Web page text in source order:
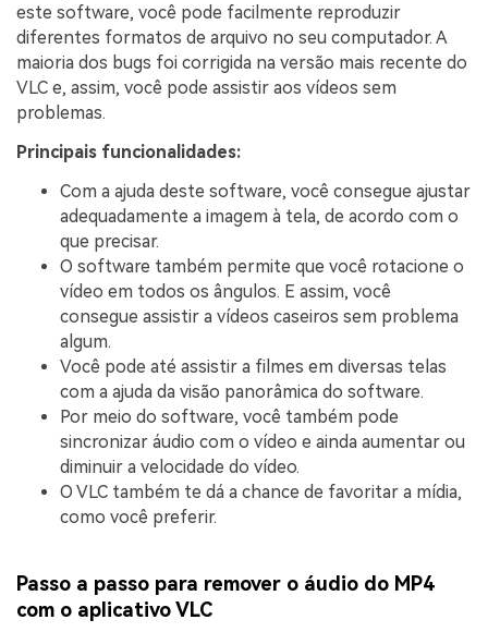
este software, você pode facilmente reproduzir
diferentes formatos de arquivo no seu computador. A
maioria dos bugs foi corrigida na versão mais recente do
VLC e, assim, você pode assistir aos vídeos sem
problemas.
Principais funcionalidades:
Com a ajuda deste software, você consegue ajustar
adequadamente a imagem à tela, de acordo com o
que precisar.
O software também permite que você rotacione o
vídeo em todos os ângulos. E assim, você
consegue assistir a vídeos caseiros sem problema
algum.
Você pode até assistir a filmes em diversas telas
com a ajuda da visão panorâmica do software.
Por meio do software, você também pode
sincronizar áudio com o vídeo e ainda aumentar ou
diminuir a velocidade do vídeo.
O VLC também te dá a chance de favoritar a mídia,
como você preferir.
Passo a passo para remover o áudio do MP4
com o aplicativo VLC